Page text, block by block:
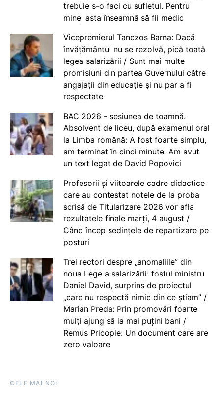
trebuie s-o faci cu sufletul. Pentru
mine, asta înseamnă să fii medic
Vicepremierul Tanczos Barna: Dacă
învățământul nu se rezolvă, pică toată
legea salarizării / Sunt mai multe
promisiuni din partea Guvernului către
angajații din educație și nu par a fi
respectate
BAC 2026 - sesiunea de toamnă.
Absolvent de liceu, după examenul oral
la Limba română: A fost foarte simplu,
am terminat în cinci minute. Am avut
un text legat de David Popovici
Profesorii și viitoarele cadre didactice
care au contestat notele de la proba
scrisă de Titularizare 2026 vor afla
rezultatele finale marți, 4 august /
Când încep ședințele de repartizare pe
posturi
Trei rectori despre „anomaliile” din
noua Lege a salarizării: fostul ministru
Daniel David, surprins de proiectul
„care nu respectă nimic din ce știam” /
Marian Preda: Prin promovări foarte
mulți ajung să ia mai puțini bani /
Remus Pricopie: Un document care are
zero valoare
CELE MAI NOI